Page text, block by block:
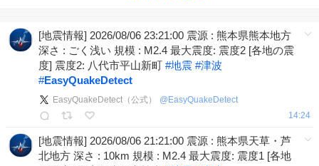
[地震情報] 2026/08/06 23:21:00 震源 : 熊本県熊本地方
深さ : ごく浅い 規模 : M2.4 最大震度: 震度2 [各地の震
度] 震度2: 八代市平山新町 #地震 #津波
#EasyQuakeDetect
EasyQuakeDetect（公式） @ EasyQuakeDetect
14:24
[地震情報] 2026/08/06 21:21:00 震源 : 熊本県天草・芦
北地方 深さ : 10km 規模 : M2.4 最大震度: 震度1 [各地